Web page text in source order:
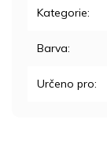
Kategorie:
Barva:
Určeno pro: